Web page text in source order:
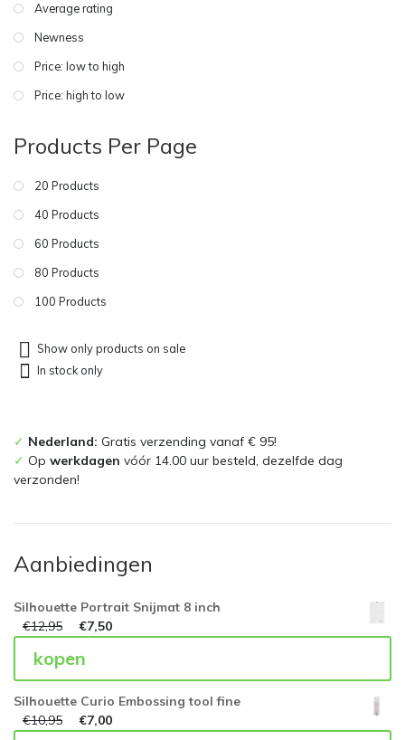
Average rating
Newness
Price: low to high
Price: high to low
Products Per Page
20 Products
40 Products
60 Products
80 Products
100 Products
Show only products on sale
In stock only
✓ Nederland: Gratis verzending vanaf € 95!
✓ Op werkdagen vóór 14.00 uur besteld, dezelfde dag
verzonden!
Aanbiedingen
Silhouette Portrait Snijmat 8 inch
€12,95 €7,50
kopen
Silhouette Curio Embossing tool fine
€10,95 €7,00